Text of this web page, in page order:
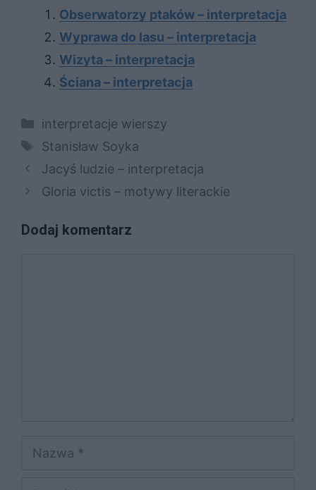
Obserwatorzy ptaków – interpretacja
Wyprawa do lasu – interpretacja
Wizyta – interpretacja
Ściana – interpretacja
Kategorie
interpretacje wierszy
Tagi
Stanisław Soyka
Jacyś ludzie – interpretacja
Gloria victis – motywy literackie
Dodaj komentarz
Nazwa